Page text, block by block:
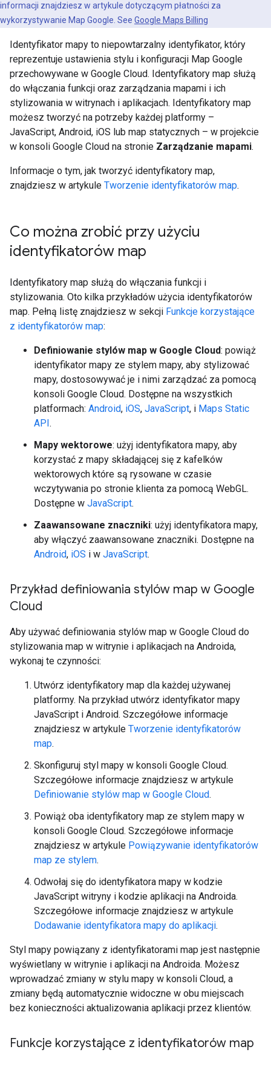
informacji znajdziesz w artykule dotyczącym płatności za
wykorzystywanie Map Google. See Google Maps Billing
Identyfikator mapy to niepowtarzalny identyfikator, który
reprezentuje ustawienia stylu i konfiguracji Map Google
przechowywane w Google Cloud. Identyfikatory map służą
do włączania funkcji oraz zarządzania mapami i ich
stylizowania w witrynach i aplikacjach. Identyfikatory map
możesz tworzyć na potrzeby każdej platformy –
JavaScript, Android, iOS lub map statycznych – w projekcie
w konsoli Google Cloud na stronie Zarządzanie mapami.
Informacje o tym, jak tworzyć identyfikatory map,
znajdziesz w artykule Tworzenie identyfikatorów map.
Co można zrobić przy użyciu
identyfikatorów map
Identyfikatory map służą do włączania funkcji i
stylizowania. Oto kilka przykładów użycia identyfikatorów
map. Pełną listę znajdziesz w sekcji Funkcje korzystające
z identyfikatorów map:
Definiowanie stylów map w Google Cloud: powiąż
identyfikator mapy ze stylem mapy, aby stylizować
mapy, dostosowywać je i nimi zarządzać za pomocą
konsoli Google Cloud. Dostępne na wszystkich
platformach: Android, iOS, JavaScript, i Maps Static
API.
Mapy wektorowe: użyj identyfikatora mapy, aby
korzystać z mapy składającej się z kafelków
wektorowych które są rysowane w czasie
wczytywania po stronie klienta za pomocą WebGL.
Dostępne w JavaScript.
Zaawansowane znaczniki: użyj identyfikatora mapy,
aby włączyć zaawansowane znaczniki. Dostępne na
Android, iOS i w JavaScript.
Przykład definiowania stylów map w Google
Cloud
Aby używać definiowania stylów map w Google Cloud do
stylizowania map w witrynie i aplikacjach na Androida,
wykonaj te czynności:
Utwórz identyfikatory map dla każdej używanej
platformy. Na przykład utwórz identyfikator mapy
JavaScript i Android. Szczegółowe informacje
znajdziesz w artykule Tworzenie identyfikatorów
map.
Skonfiguruj styl mapy w konsoli Google Cloud.
Szczegółowe informacje znajdziesz w artykule
Definiowanie stylów map w Google Cloud.
Powiąż oba identyfikatory map ze stylem mapy w
konsoli Google Cloud. Szczegółowe informacje
znajdziesz w artykule Powiązywanie identyfikatorów
map ze stylem.
Odwołaj się do identyfikatora mapy w kodzie
JavaScript witryny i kodzie aplikacji na Androida.
Szczegółowe informacje znajdziesz w artykule
Dodawanie identyfikatora mapy do aplikacji.
Styl mapy powiązany z identyfikatorami map jest następnie
wyświetlany w witrynie i aplikacji na Androida. Możesz
wprowadzać zmiany w stylu mapy w konsoli Cloud, a
zmiany będą automatycznie widoczne w obu miejscach
bez konieczności aktualizowania aplikacji przez klientów.
Funkcje korzystające z identyfikatorów map